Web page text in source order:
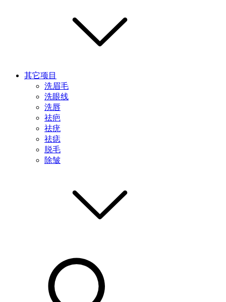
其它项目
洗眉毛
洗眼线
洗唇
祛疤
祛疣
祛痣
脱毛
除皱